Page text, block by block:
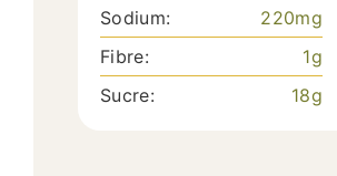
Sodium:
220mg
Fibre:
1g
Sucre:
18g